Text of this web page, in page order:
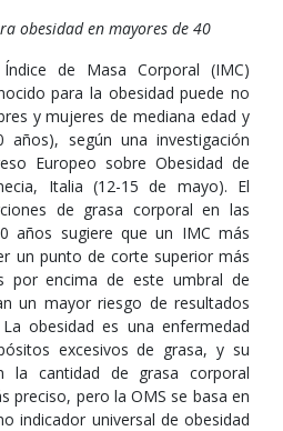
obesidad en mayores de 40
de Masa Corporal (IMC)
para la obesidad puede no
y mujeres de mediana edad y
según una investigación
Europeo sobre Obesidad de
Italia (12-15 de mayo). El
de grasa corporal en las
años sugiere que un IMC más
un punto de corte superior más
por encima de este umbral de
un mayor riesgo de resultados
obesidad es una enfermedad
excesivos de grasa, y su
la cantidad de grasa corporal
preciso, pero la OMS se basa en
indicador universal de obesidad